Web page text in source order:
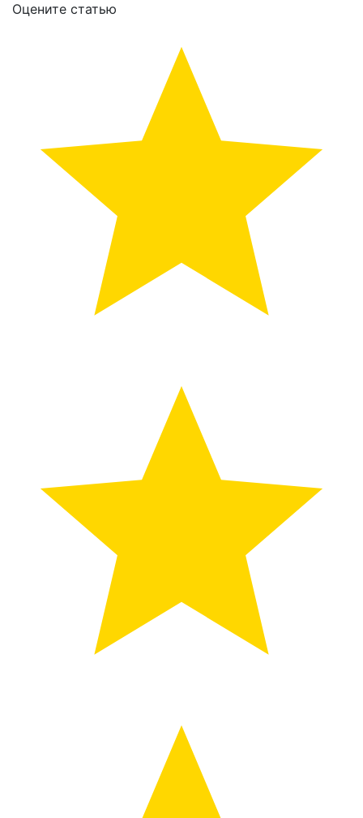
Оцените статью